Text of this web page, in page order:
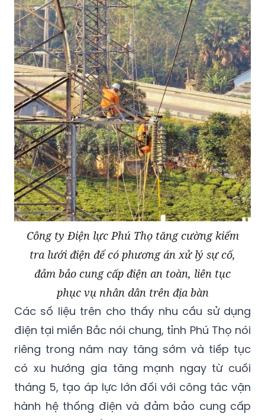
Công ty Điện lực Phú Thọ tăng cường kiểm
tra lưới điện để có phương án xử lý sự cố,
đảm bảo cung cấp điện an toàn, liên tục
phục vụ nhân dân trên địa bàn
Các số liệu trên cho thấy nhu cầu sử dụng
điện tại miền Bắc nói chung, tỉnh Phú Thọ nói
riêng trong năm nay tăng sớm và tiếp tục
có xu hướng gia tăng mạnh ngay từ cuối
tháng 5, tạo áp lực lớn đối với công tác vận
hành hệ thống điện và đảm bảo cung cấp